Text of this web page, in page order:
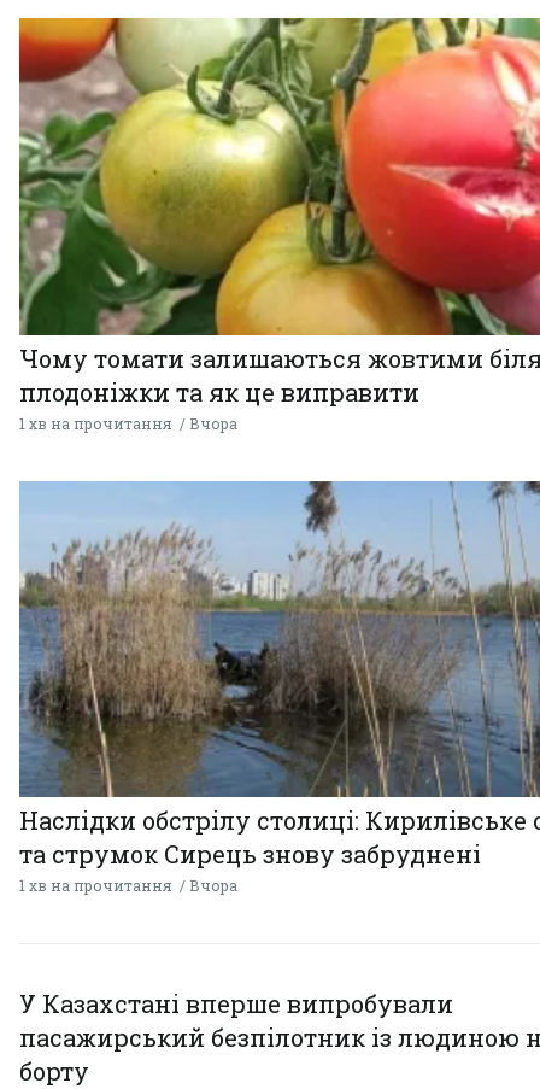
Чому томати залишаються жовтими
плодоніжки та як це виправити
1 хв на прочитання Вчора
Наслідки обстрілу столиці: Кирилівське
та струмок Сирець знову забруднені
1 хв на прочитання Вчора
У Казахстані вперше випробували
пасажирський безпілотник із людиною
борту